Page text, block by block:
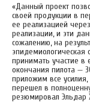
«Данный проект
своей продукции в
ее реализацией
реализации, и эти
сожалению, на
эпидемиологическая
принимать участие в
окончания пилота —
приложим все
перешел в
резюмировал Эльдар